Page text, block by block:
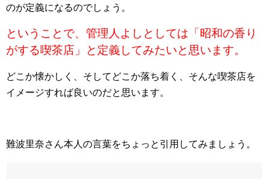
のが定義になるのでしょう。
ということで、管理人よしとしては「昭和の香り
がする喫茶店」と定義してみたいと思います。
どこか懐かしく、そしてどこか落ち着く、そんな喫茶店を
イメージすれば良いのだと思います。
難波里奈さん本人の言葉をちょっと引用してみましょう。